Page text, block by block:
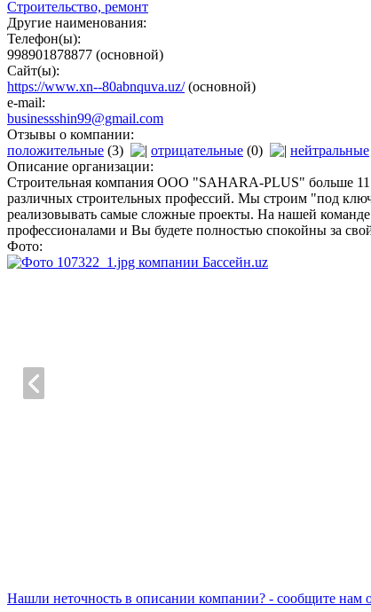
Строительство, ремонт
Другие наименования:
Телефон(ы):
998901878877 (основной)
Сайт(ы):
https://www.xn--80abnquva.uz/(основной)
e-mail:
businessshin99@gmail.com
Отзывы о компании:
положительные (3) отрицательные (0) нейтральные
Описание организации:
Строительная компания ООО "SAHARA-PLUS" больше 11
различных строительных профессий. Мы строим "под
реализовывать самые сложные проекты. На нашей
профессионалами и Вы будете полностью спокойны за
Фото:
Нашли неточность в описании компании? - сообщите нам